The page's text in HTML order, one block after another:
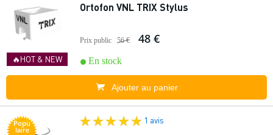
🔥HOT & NEW
Ortofon VNL TRIX Stylus
Prix public 56 € 48 €
En stock
Ajouter au panier
Popu
laire
1 avis